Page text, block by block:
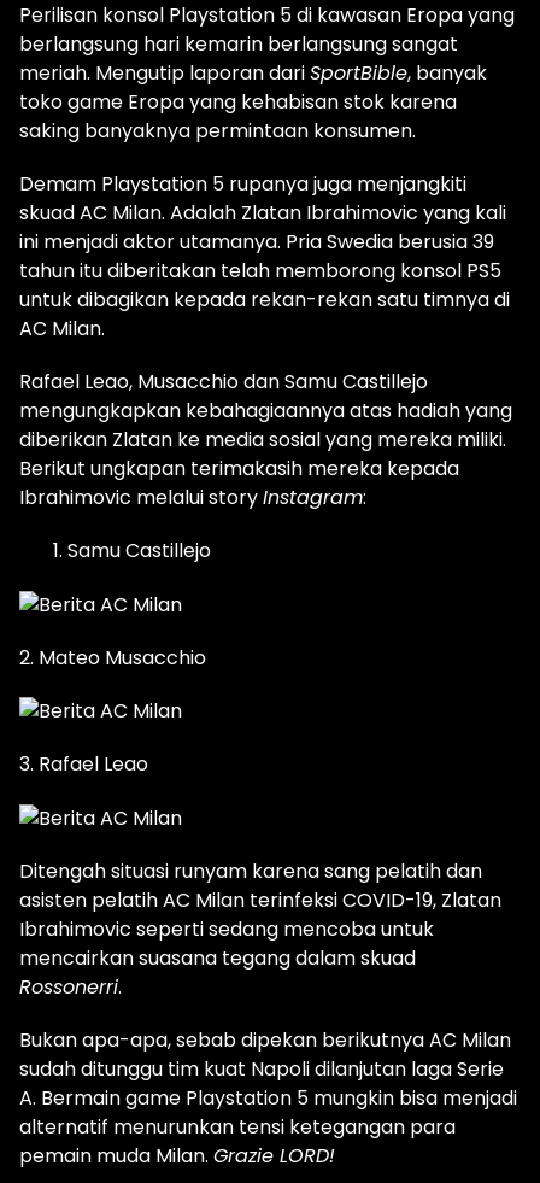
Perilisan konsol Playstation 5 di kawasan Eropa yang
berlangsung hari kemarin berlangsung sangat
meriah. Mengutip laporan dariSportBible, banyak
toko game Eropa yang kehabisan stok karena
saking banyaknya permintaan konsumen.
Demam Playstation 5 rupanya juga menjangkiti
skuad AC Milan. Adalah Zlatan Ibrahimovic yang kali
ini menjadi aktor utamanya. Pria Swedia berusia 39
tahun itu diberitakan telah memborong konsol PS5
untuk dibagikan kepada rekan-rekan satu timnya di
AC Milan.
Rafael Leao, Musacchio dan Samu Castillejo
mengungkapkan kebahagiaannya atas hadiah yang
diberikan Zlatan ke media sosial yang mereka miliki.
Berikut ungkapan terimakasih mereka kepada
Ibrahimovic melalui storyInstagram:
Samu Castillejo
2. Mateo Musacchio
3. Rafael Leao
Ditengah situasi runyam karena sang pelatih dan
asisten pelatih AC Milan terinfeksi COVID-19, Zlatan
Ibrahimovic seperti sedang mencoba untuk
mencairkan suasana tegang dalam skuad
Rossonerri.
Bukan apa-apa, sebab dipekan berikutnya AC Milan
sudah ditunggu tim kuat Napoli dilanjutan laga Serie
A. Bermain game Playstation 5 mungkin bisa menjadi
alternatif menurunkan tensi ketegangan para
pemain muda Milan. Grazie LORD!